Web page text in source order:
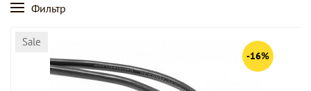
Фильтр
Sale
-16%